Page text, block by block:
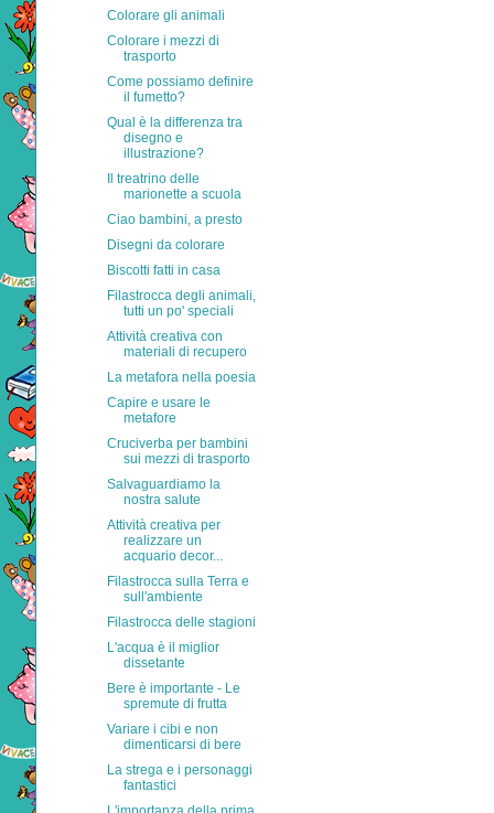
Colorare gli animali
Colorare i mezzi di
trasporto
Come possiamo definire
il fumetto?
Qual è la differenza tra
disegno e
illustrazione?
Il treatrino delle
marionette a scuola
Ciao bambini, a presto
Disegni da colorare
Biscotti fatti in casa
Filastrocca degli animali,
tutti un po' speciali
Attività creativa con
materiali di recupero
La metafora nella poesia
Capire e usare le
metafore
Cruciverba per bambini
sui mezzi di trasporto
Salvaguardiamo la
nostra salute
Attività creativa per
realizzare un
acquario decor...
Filastrocca sulla Terra e
sull'ambiente
Filastrocca delle stagioni
L'acqua è il miglior
dissetante
Bere è importante - Le
spremute di frutta
Variare i cibi e non
dimenticarsi di bere
La strega e i personaggi
fantastici